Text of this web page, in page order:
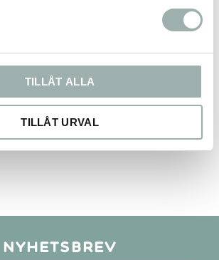
TILLÅT ALLA
TILLÅT URVAL
att lämna ett omdöme.
Nyhetsbrev